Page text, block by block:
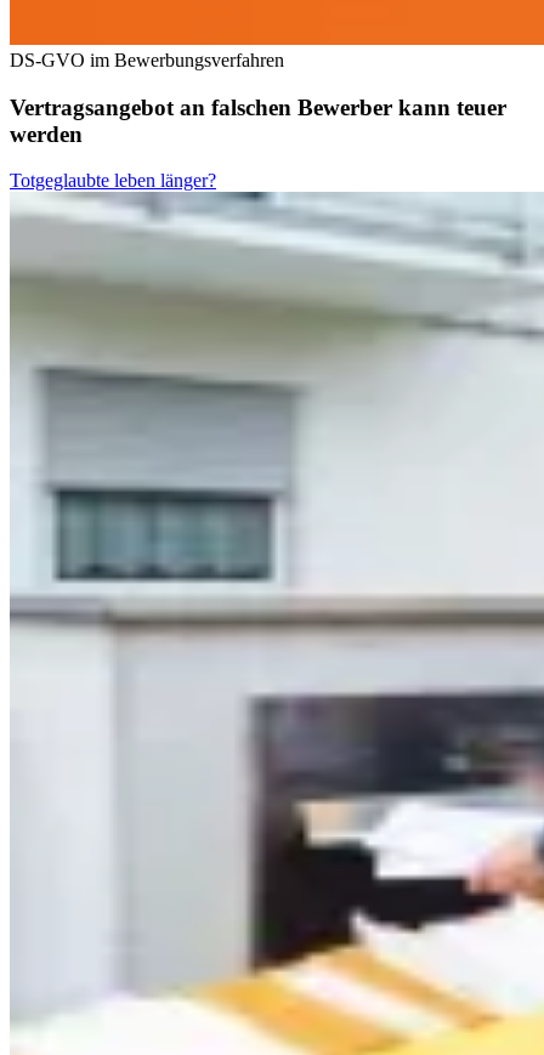
DS-GVO im Bewerbungsverfahren
Vertragsangebot an falschen Bewerber kann teuer
werden
Totgeglaubte leben länger?